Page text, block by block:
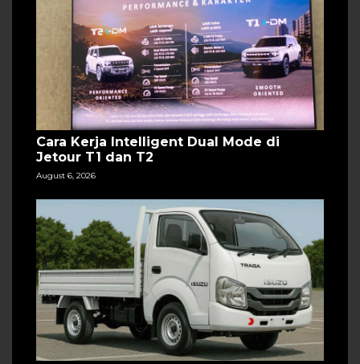
Cara Kerja Intelligent Dual Mode di
Jetour T1 dan T2
August 6, 2026